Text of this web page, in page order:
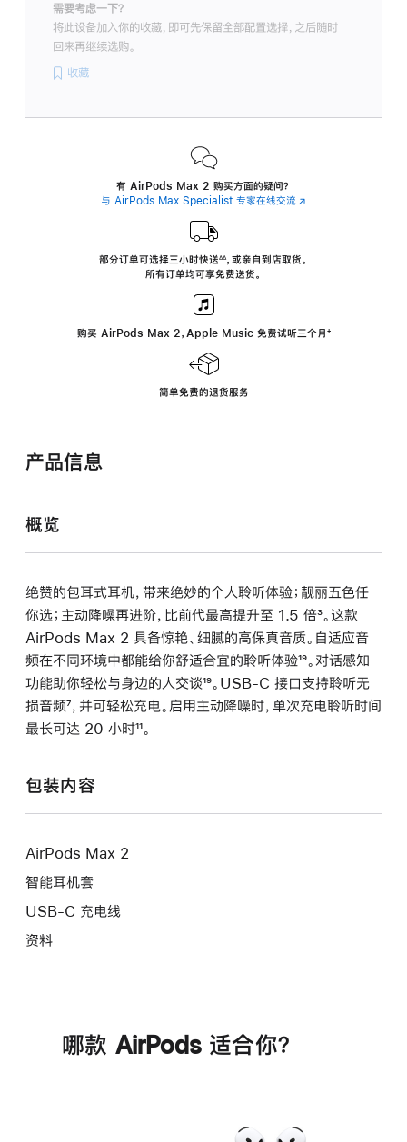
分
需要考虑一下？
将此设备加入你的收藏，即可先保留全部配置选择，之后随时
回来再继续选购。
收藏
有 AirPods Max 2 购买方面的疑问？
与 AirPods Max Specialist 专家在线交流(在
中
部分订单可选择三小时快送∆∆， 或亲自到店取货。
所有订单均可享免费送货。
购买 AirPods Max 2，Apple Music 免费试听三个月 ‍脚
‍⁺
简单免费的退货服务
产品信息
概览
绝赞的包耳式耳机，带来绝妙的个人聆听体验；靓丽五色任
你选；主动降噪再进阶，比前代最高提升至 1.5 倍脚
注
³。这款
AirPods Max 2 具备惊艳、细腻的高保真音质。自适应音
频在不同环境中都能给你舒适合宜的聆听体验脚
注
¹⁹。对话感知
功能助你轻松与身边的人交谈脚
注
¹⁹。USB-C 接口支持聆听无
损音频脚
注
⁷，并可轻松充电。启用主动降噪时，单次充电聆听时间
最长可达 20 小时脚
¹¹。
包装内容
AirPods Max 2
智能耳机套
USB-C 充电线
资料
哪款 AirPods 适合你？